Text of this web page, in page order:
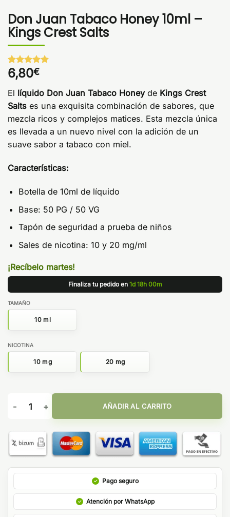
Don Juan Tabaco Honey 10ml –
Kings Crest Salts
Valorado
con5de 5
en base a
1
valoración
de un
6,80€
El líquido Don Juan Tabaco Honeyde Kings Crest
Salts es una exquisita combinación de sabores, que
mezcla ricos y complejos matices. Esta mezcla única
es llevada a un nuevo nivel con la adición de un
suave sabor a tabaco con miel.
Características:
Botella de 10ml de líquido
Base: 50 PG / 50 VG
Tapón de seguridad a prueba de niños
Sales de nicotina: 10 y 20 mg/ml
¡Recíbelo martes!
Finaliza tu pedido en 1d 18h 00m
TAMAÑO
10 ml
NICOTINA
10 mg 20 mg
Don Juan Tabaco Honey 10ml - Kings Crest Salts cantidad
AÑADIR AL CARRITO
Pago seguro
Atención por WhatsApp